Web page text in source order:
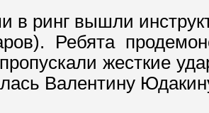
ринг вышли
Ребята
жесткие
Валентину